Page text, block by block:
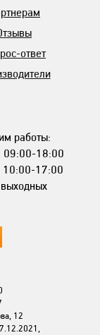
ответ
работы:
09:00-18:00
10:00-17:00
12